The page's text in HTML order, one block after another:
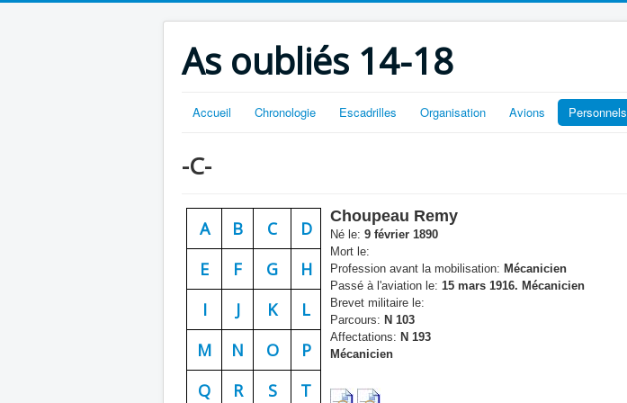
As oubliés 14-18
Accueil Chronologie Escadrilles Organisation Avions Personnels
-C-
A B C
D
E
F G
H
I
J K
L
M
N O
P
Q
R S T
Choupeau Remy
Né le: 9 février 1890
Mort le:
Profession avant la mobilisation: Mécanicien
Passé à l'aviation le: 15 mars 1916. Mécanicien
Brevet militaire le:
Parcours: N 103
Affectations: N 193
Mécanicien